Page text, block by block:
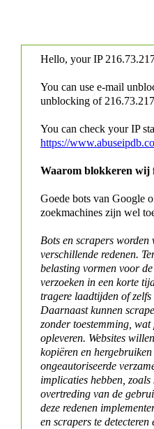
Hello, your IP
You can use e-mail
unblocking of
You can check your IP
https://
Waarom blokkeren wij
Goede bots van Google
zoekmachines zijn wel
Bots en scrapers worden
verschillende redenen.
belasting vormen voor
verzoeken in een korte
tragere laadtijden of
Daarnaast kunnen
zonder toestemming,
opleveren. Websites
kopiëren en
ongeautoriseerde
implicaties hebben,
overtreding van de
deze redenen
en scrapers te detecteren